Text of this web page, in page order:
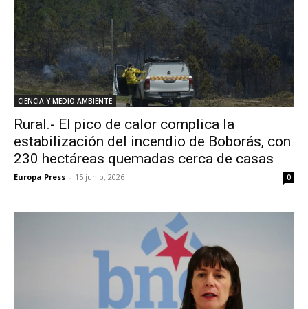
CIENCIA Y MEDIO AMBIENTE
Rural.- El pico de calor complica la
estabilización del incendio de Boborás, con
230 hectáreas quemadas cerca de casas
Europa Press - 15 junio, 2026 0